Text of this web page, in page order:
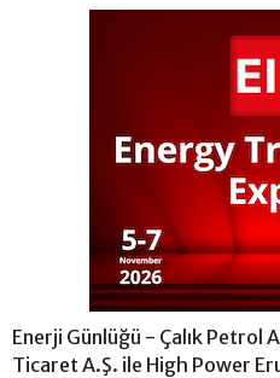
Enerji Günlüğü - Çalık Petrol
Ticaret A.Ş. ile High Power